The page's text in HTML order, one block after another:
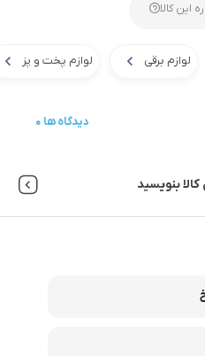
این کالا
لوازم برقی لوازم پخت و پز
0 دیدگاه ها
کالا بنویسید